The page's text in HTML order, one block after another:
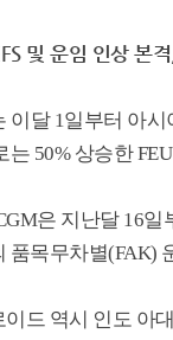
및 운임 인상 본
이달 1일부터 아
는 50% 상승한
은 지난달 16
품목무차별(FAK)
이드 역시 인도 아